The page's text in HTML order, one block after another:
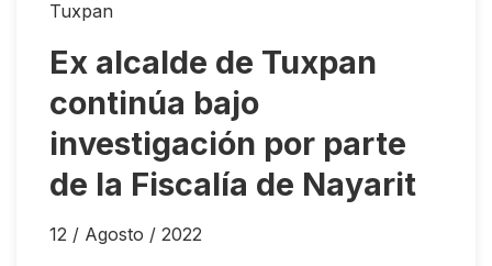
Tuxpan
Ex alcalde de Tuxpan
continúa bajo
investigación por parte
de la Fiscalía de Nayarit
12 / Agosto / 2022